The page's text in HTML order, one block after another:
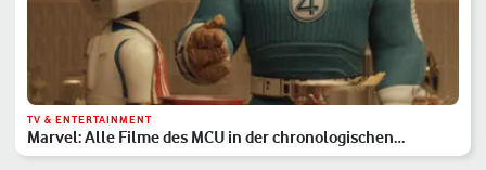
TV & ENTERTAINMENT
Marvel: Alle Filme des MCU in der chronologischen
Reihenfolge